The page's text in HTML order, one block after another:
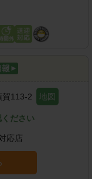
賀113-2 地図
ださい
応店